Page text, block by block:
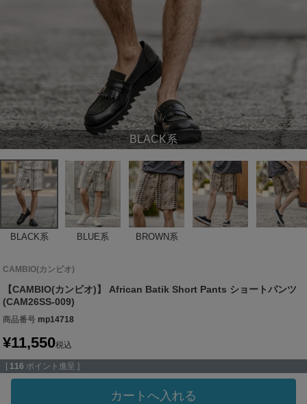
BLACK系
BLACK系 BLUE系 BROWN系
CAMBIO(カンビオ)
【CAMBIO(カンビオ)】 African Batik Short Pants ショートパンツ
(CAM26SS-009)
商品番号 mp14718
¥11,550税込
[ 116 ポイント進呈 ]
カートへ入れる